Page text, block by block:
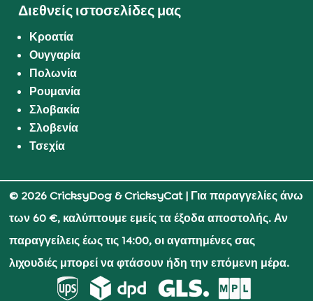
Διεθνείς ιστοσελίδες μας
Κροατία
Ουγγαρία
Πολωνία
Ρουμανία
Σλοβακία
Σλοβενία
Τσεχία
© 2026 CricksyDog & CricksyCat| Για παραγγελίες άνω
των 60 €, καλύπτουμε εμείς τα έξοδα αποστολής. Αν
παραγγείλεις έως τις 14:00, οι αγαπημένες σας
λιχουδιές μπορεί να φτάσουν ήδη την επόμενη μέρα.